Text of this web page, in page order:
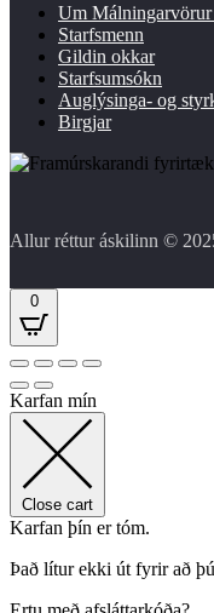
Um Málningarvörur
Starfsmenn
Gildin okkar
Starfsumsókn
Auglýsinga- og
Birgjar
Allur réttur áskilinn ©
0
Karfan mín
Close cart
Karfan þín er tóm.
Það lítur ekki út fyrir að